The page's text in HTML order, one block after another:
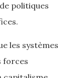
politiques
les systèmes
forces